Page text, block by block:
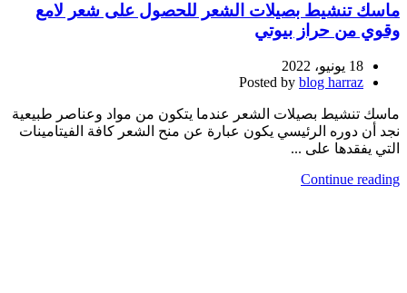
ماسك تنشيط بصيلات الشعر للحصول على شعر لامع
وقوي من حراز بيوتي
18 يونيو، 2022
Posted by blog harraz
ماسك تنشيط بصيلات الشعر عندما يتكون من مواد وعناصر طبيعية
نجد أن دوره الرئيسي يكون عبارة عن منح الشعر كافة الفيتامينات
التي يفقدها على ...
Continue reading